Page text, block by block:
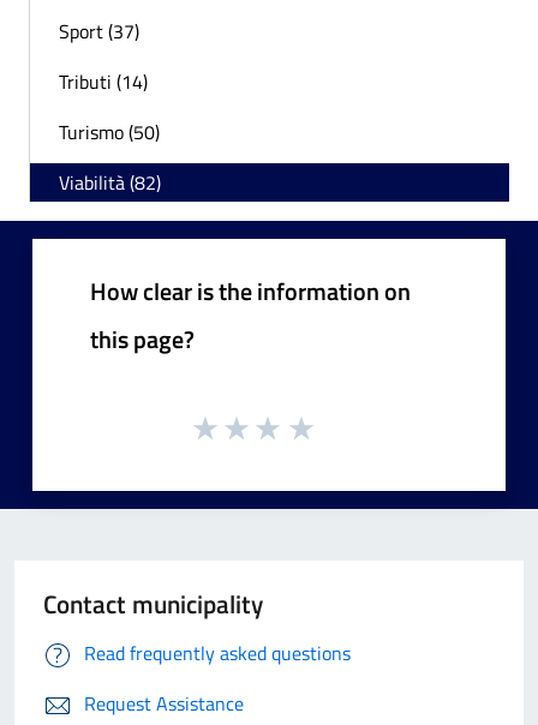
Sport (37)
Tributi (14)
Turismo (50)
Viabilità (82)
How clear is the information on
this page?
Contact municipality
Read frequently asked questions
Request Assistance